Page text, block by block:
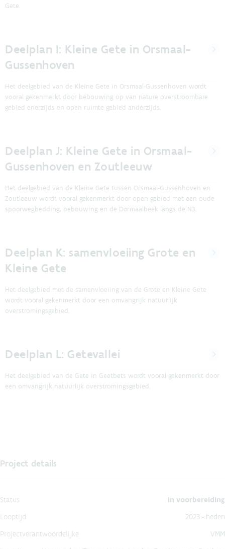
Gete.
Deelplan I: Kleine Gete in Orsmaal-
Gussenhoven
Het deelgebied van de Kleine Gete in Orsmaal-Gussenhoven wordt
vooral gekenmerkt door bebouwing op van nature overstroombare
gebied enerzijds en open ruimte gebied anderzijds.
Deelplan J: Kleine Gete in Orsmaal-
Gussenhoven en Zoutleeuw
Het deelgebied van de Kleine Gete tussen Orsmaal-Gussenhoven en
Zoutleeuw wordt vooral gekenmerkt door open gebied met een oude
spoorwegbedding, bebouwing en de Dormaalbeek langs de N3.
Deelplan K: samenvloeiing Grote en
Kleine Gete
Het deelgebied met de samenvloeiing van de Grote en Kleine Gete
wordt vooral gekenmerkt door een omvangrijk natuurlijk
overstromingsgebied.
Deelplan L: Getevallei
Het deelgebied van de Gete in Geetbets wordt vooral gekenmerkt door
een omvangrijk natuurlijk overstromingsgebied.
Project details
Status
In voorbereiding
Looptijd
2023 - heden
Projectverantwoordelijke
VMM